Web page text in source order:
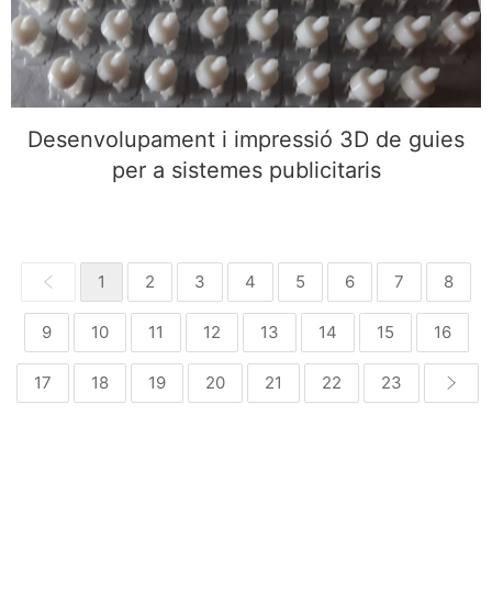
Desenvolupament i impressió 3D de guies
per a sistemes publicitaris
1 2 3 4 5 6 7 8
9 10 11 12 13 14 15 16
17 18 19 20 21 22 23